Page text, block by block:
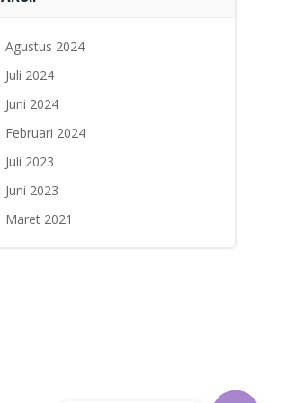
Agustus 2024
Juli 2024
Juni 2024
Februari 2024
Juli 2023
Juni 2023
Maret 2021